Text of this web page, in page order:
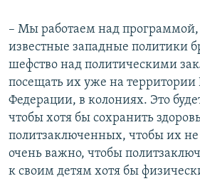
– Мы работаем над программой,
известные западные политики
шефство над политическими
посещать их уже на территории
Федерации, в колониях. Это
чтобы хотя бы сохранить
политзаключенных, чтобы их
очень важно, чтобы
к своим детям хотя бы